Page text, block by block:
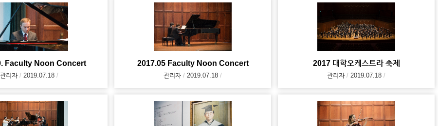
Faculty Noon Concert
관리자 2019.07.18
2017.05 Faculty Noon Concert
관리자 2019.07.18
2017 대학오케스트라 축제
관리자 2019.07.18